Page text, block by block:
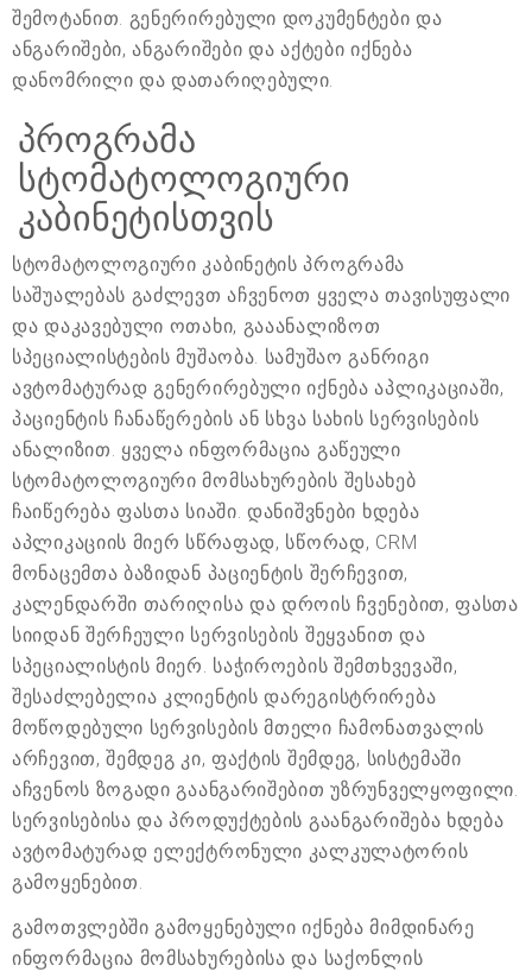
შემოტანით. გენერირებული დოკუმენტები და
ანგარიშები, ანგარიშები და აქტები იქნება
დანომრილი და დათარიღებული.
პროგრამა
სტომატოლოგიური
კაბინეტისთვის
სტომატოლოგიური კაბინეტის პროგრამა
საშუალებას გაძლევთ აჩვენოთ ყველა თავისუფალი
და დაკავებული ოთახი, გააანალიზოთ
სპეციალისტების მუშაობა. სამუშაო განრიგი
ავტომატურად გენერირებული იქნება აპლიკაციაში,
პაციენტის ჩანაწერების ან სხვა სახის სერვისების
ანალიზით. ყველა ინფორმაცია გაწეული
სტომატოლოგიური მომსახურების შესახებ
ჩაიწერება ფასთა სიაში. დანიშვნები ხდება
აპლიკაციის მიერ სწრაფად, სწორად, CRM
მონაცემთა ბაზიდან პაციენტის შერჩევით,
კალენდარში თარიღისა და დროის ჩვენებით, ფასთა
სიიდან შერჩეული სერვისების შეყვანით და
სპეციალისტის მიერ. საჭიროების შემთხვევაში,
შესაძლებელია კლიენტის დარეგისტრირება
მოწოდებული სერვისების მთელი ჩამონათვალის
არჩევით, შემდეგ კი, ფაქტის შემდეგ, სისტემაში
აჩვენოს ზოგადი გაანგარიშებით უზრუნველყოფილი.
სერვისებისა და პროდუქტების გაანგარიშება ხდება
ავტომატურად ელექტრონული კალკულატორის
გამოყენებით.
გამოთვლებში გამოყენებული იქნება მიმდინარე
ინფორმაცია მომსახურებისა და საქონლის